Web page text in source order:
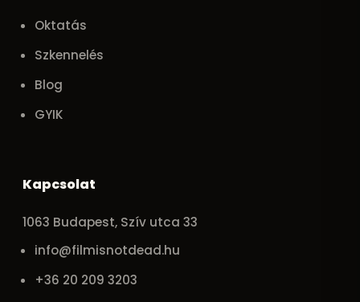
Oktatás
Szkennelés
Blog
GYIK
Kapcsolat
1063 Budapest, Szív utca 33
info@filmisnotdead.hu
+36 20 209 3203